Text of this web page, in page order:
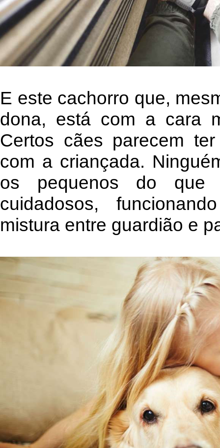
E este cachorro que,
dona, está com a cara
Certos cães parecem
com a criançada.
os pequenos do que
cuidadosos,
mistura entre guardião e